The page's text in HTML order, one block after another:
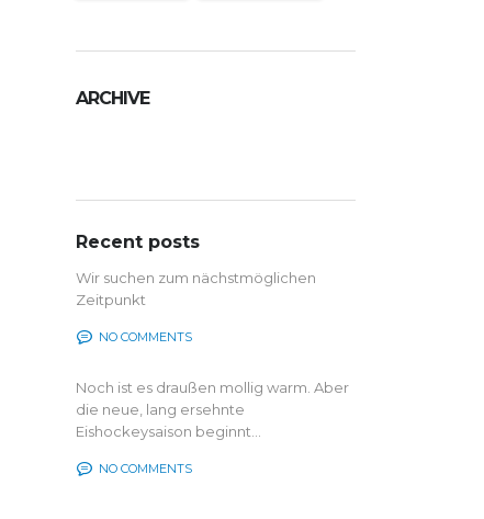
ARCHIVE
Recent posts
Wir suchen zum nächstmöglichen
Zeitpunkt
NO COMMENTS
Noch ist es draußen mollig warm. Aber
die neue, lang ersehnte
Eishockeysaison beginnt...
NO COMMENTS